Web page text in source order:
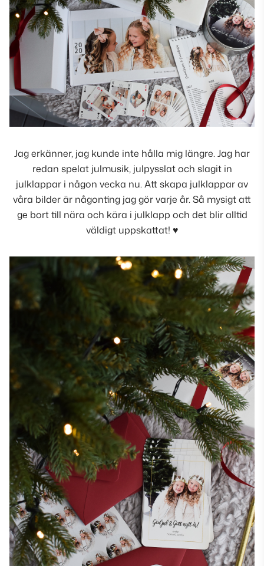
Jag erkänner, jag kunde inte hålla mig längre. Jag har
redan spelat julmusik, julpysslat och slagit in
julklappar i någon vecka nu. Att skapa julklappar av
våra bilder är någonting jag gör varje år. Så mysigt att
ge bort till nära och kära i julklapp och det blir alltid
väldigt uppskattat! ♥